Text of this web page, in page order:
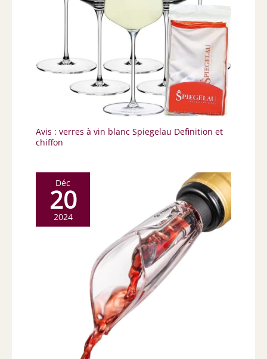
Avis : verres à vin blanc Spiegelau Definition et
chiffon
Déc
20
2024